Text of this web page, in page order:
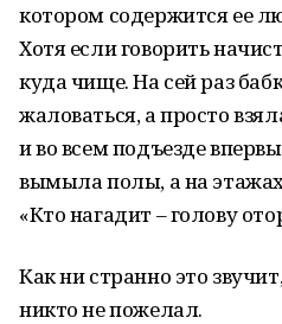
котором содержится ее
Хотя если говорить
куда чище. На сей раз
жаловаться, а просто
и во всем подъезде
вымыла полы, а на
«Кто нагадит – голову
Как ни странно это
никто не пожелал.